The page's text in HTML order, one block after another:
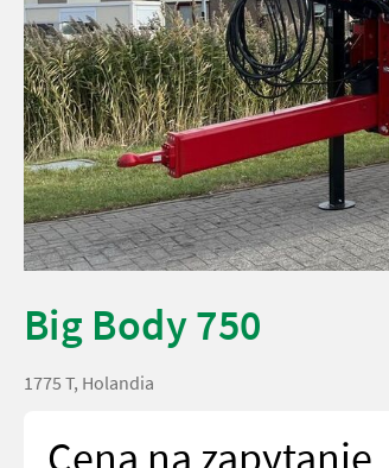
Big Body 750
1775 T, Holandia